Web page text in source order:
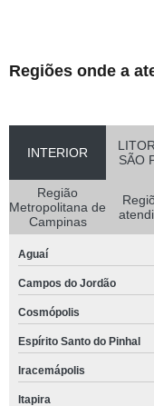
Regiões onde a
INTERIOR
SÃO
Região
Metropolitana de
Campinas
Aguaí
Campos do Jordão
Cosmópolis
Espírito Santo do Pinhal
Iracemápolis
Itapira